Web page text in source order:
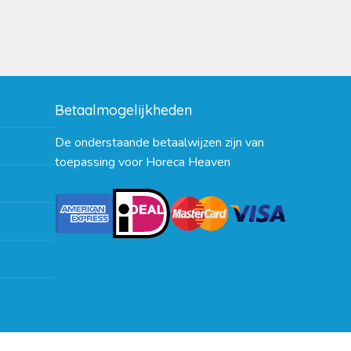
Betaalmogelijkheden
De onderstaande betaalwijzen zijn van
toepassing voor Horeca Heaven